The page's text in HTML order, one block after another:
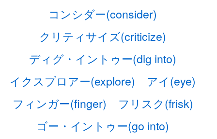
コンシダー(consider)
クリティサイズ(criticize)
ディグ・イントゥー(dig into)
イクスプロアー(explore)
アイ(eye)
フィンガー(finger)
フリスク(frisk)
ゴー・イントゥー(go into)